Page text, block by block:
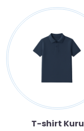
T-shirt Kuru